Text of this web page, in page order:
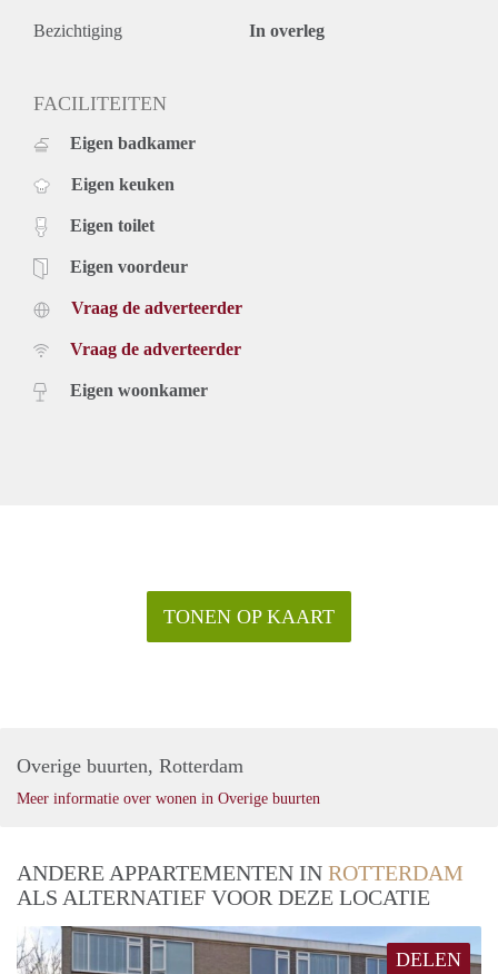
Bezichtiging In overleg
FACILITEITEN
Eigen badkamer
Eigen keuken
Eigen toilet
Eigen voordeur
Vraag de adverteerder
Vraag de adverteerder
Eigen woonkamer
TONEN OP KAART
Overige buurten, Rotterdam
Meer informatie over wonen in Overige buurten
ANDERE APPARTEMENTEN IN ROTTERDAM
ALS ALTERNATIEF VOOR DEZE LOCATIE
DELEN